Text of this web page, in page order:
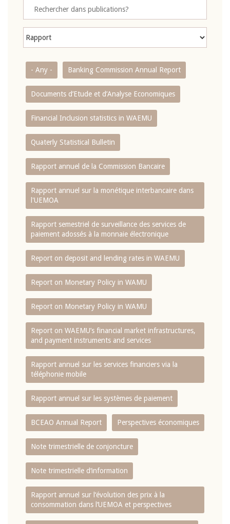
- Any - Banking Commission Annual Report
Documents d’Etude et d’Analyse Economiques
Financial Inclusion statistics in WAEMU
Quaterly Statistical Bulletin
Rapport annuel de la Commission Bancaire
Rapport annuel sur la monétique interbancaire dans
l'UEMOA
Rapport semestriel de surveillance des services de
paiement adossés à la monnaie électronique
Report on deposit and lending rates in WAEMU
Report on Monetary Policy in WAMU
Report on Monetary Policy in WAMU
Report on WAEMU’s financial market infrastructures,
and payment instruments and services
Rapport annuel sur les services financiers via la
téléphonie mobile
Rapport annuel sur les systèmes de paiement
BCEAO Annual Report Perspectives économiques
Note trimestrielle de conjoncture
Note trimestrielle d‘information
Rapport annuel sur l‘évolution des prix à la
consommation dans l‘UEMOA et perspectives